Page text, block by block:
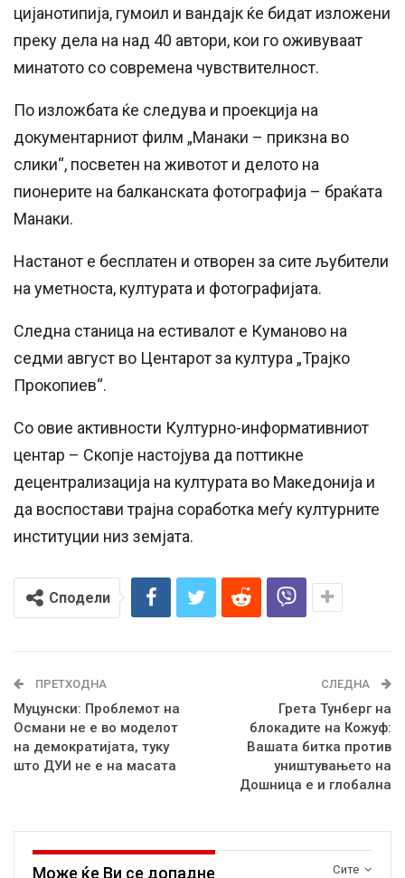
цијанотипија, гумоил и вандајк ќе бидат изложени
преку дела на над 40 автори, кои го оживуваат
минатото со современа чувствителност.
По изложбата ќе следува и проекција на
документарниот филм „Манаки – прикзна во
слики“, посветен на животот и делото на
пионерите на балканската фотографија – браќата
Манаки.
Настанот е бесплатен и отворен за сите љубители
на уметноста, културата и фотографијата.
Следна станица на естивалот е Куманово на
седми август во Центарот за култура „Трајко
Прокопиев“.
Со овие активности Културно-информативниот
центар – Скопје настојува да поттикне
децентрализација на културата во Македонија и
да воспостави трајна соработка меѓу културните
институции низ земјата.
Сподели
ПРЕТХОДНА
Муцунски: Проблемот на
Османи не е во моделот
на демократијата, туку
што ДУИ не е на масата
СЛЕДНА
Грета Тунберг на
блокадите на Кожуф:
Вашата битка против
уништувањето на
Дошница е и глобална
Сите
Може ќе Ви се допадне